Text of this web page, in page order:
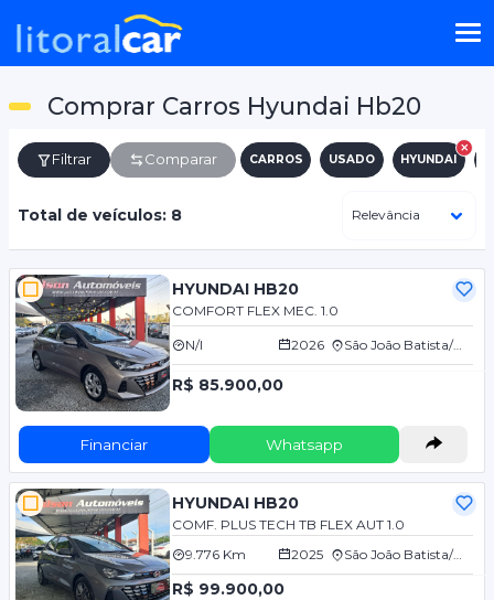
Comprar Carros Hyundai Hb20
Filtrar Comparar CARROS USADO HYUNDAI
Total de veículos: 8
HYUNDAI HB20
COMFORT FLEX MEC. 1.0
N/I 2026 São João Batista/SC
R$ 85.900,00
Financiar Whatsapp
HYUNDAI HB20
COMF. PLUS TECH TB FLEX AUT 1.0
9.776 Km
2025 São João Batista/SC
R$ 99.900,00